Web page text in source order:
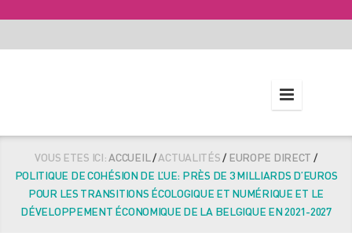
VOUS ETES ICI:ACCUEIL/ACTUALITÉS/EUROPE DIRECT /
POLITIQUE DE COHÉSION DE L’UE: PRÈS DE 3 MILLIARDS D’EUROS
POUR LES TRANSITIONS ÉCOLOGIQUE ET NUMÉRIQUE ET LE
DÉVELOPPEMENT ÉCONOMIQUE DE LA BELGIQUE EN 2021-2027